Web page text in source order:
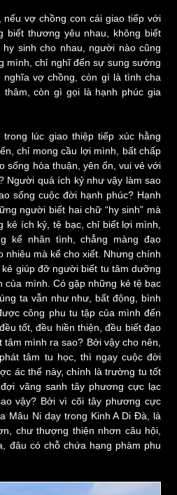
vợ chồng con cái giao tiếp với
biết thương yêu nhau, không biết
sinh cho nhau, người nào cũng
mình, chỉ nghĩ đến sự sung sướng
vợ chồng, còn gì là tình cha
còn gì gọi là hạnh phúc gia
lúc giao thiệp tiếp xúc hằng
chỉ mong cầu lợi mình, bất chấp
sống hòa thuận, yên ổn, vui vẻ với
Người quá ích kỷ như vậy làm sao
sống cuộc đời hạnh phúc? Hạnh
người biết hai chữ “hy sinh” mà
kẻ ích kỷ, tệ bạc, chỉ biết lợi mình,
kể nhân tình, chẳng màng đạo
nhiêu mà kể cho xiết. Nhưng chính
giúp đỡ người biết tu tâm dưỡng
của mình. Có gặp những kẻ tệ bạc
ta vẫn như như, bất động, bình
công phu tu tập của mình đến
tốt, đều hiền thiện, đều biết đạo
mình ra sao? Bởi vậy cho nên,
tâm tu học, thì ngay cuộc đời
ác thế này, chính là trường tu tốt
vãng sanh tây phương cực lạc
vậy? Bởi vì cõi tây phương cực
Mâu Ni dạy trong Kinh A Di Đà, là
chư thượng thiện nhơn câu hội,
đâu có chỗ chứa hạng phàm phu